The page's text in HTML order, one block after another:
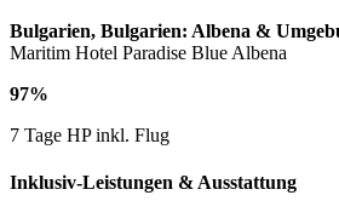
Bulgarien, Bulgarien: Albena &
Maritim Hotel Paradise Blue Albena
97%
7 Tage HP inkl. Flug
Inklusiv-Leistungen & Ausstattung